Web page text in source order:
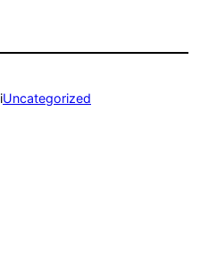
iUncategorized